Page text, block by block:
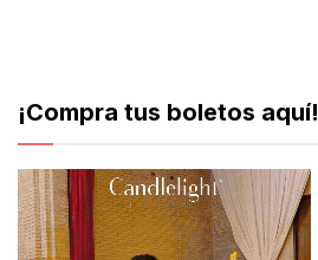
¡Compra tus boletos aquí!